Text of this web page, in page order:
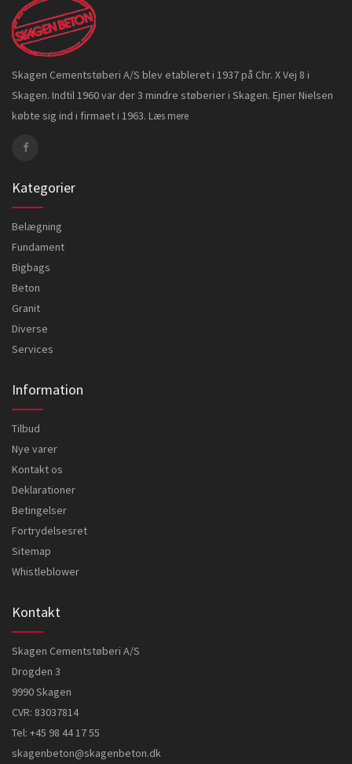
Skagen Cementstøberi A/S blev etableret i 1937 på Chr. X Vej 8 i
Skagen. Indtil 1960 var der 3 mindre støberier i Skagen. Ejner Nielsen
købte sig ind i firmaet i 1963. Læs mere
Kategorier
Belægning
Fundament
Bigbags
Beton
Granit
Diverse
Services
Information
Tilbud
Nye varer
Kontakt os
Deklarationer
Betingelser
Fortrydelsesret
Sitemap
Whistleblower
Kontakt
Skagen Cementstøberi A/S
Drogden 3
9990 Skagen
CVR: 83037814
Tel: +45 98 44 17 55
skagenbeton@skagenbeton.dk